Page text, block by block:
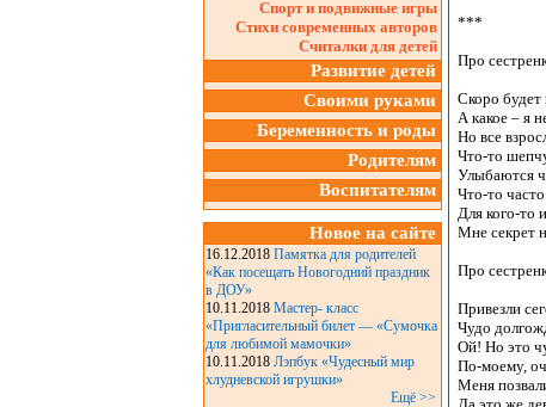
Спорт и подвижные игры
Стихи современных авторов
Считалки для детей
Развитие детей
Своими руками
Беременность и роды
Родителям
Воспитателям
Новое на сайте
16.12.2018 Памятка для родителей
«Как посещать Новогодний праздник
в ДОУ»
10.11.2018 Мастер- класс
«Пригласительный билет — «Сумочка
для любимой мамочки»
10.11.2018 Лэпбук «Чудесный мир
хлудневской игрушки»
Ещё >>